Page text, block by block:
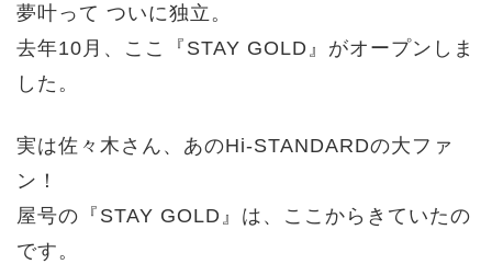
夢叶って ついに独立。
去年10月、ここ『STAY GOLD』がオープンしま
した。
実は佐々木さん、あのHi-STANDARDの大ファ
ン！
屋号の『STAY GOLD』は、ここからきていたの
です。